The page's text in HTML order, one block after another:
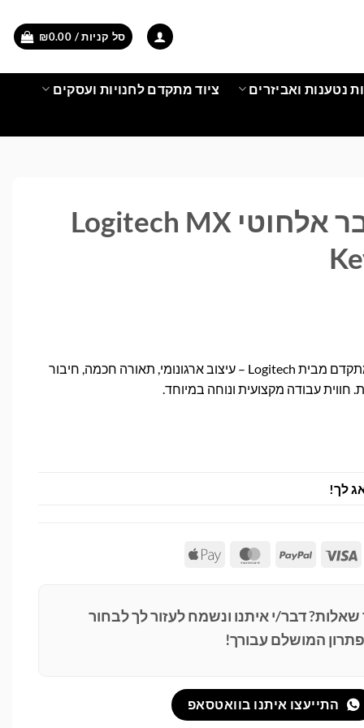
סל קניות / ₪0.00
נטענות ואביזרים ציוד מתקדם לחנויות ועסקים
מקלדת ועכבר אלחוטי Logitech MX
סט מקלדת ועכבר אלחוטי מתקדם מבית Logitech – עיצוב ארגונומי, תאורה חכמה, חיבור
חווית עבודה מקצועית ונוחה במיוחד.
לך!
Visa
PayPal
MasterCard
Apple
שאלות? דבר/י איתנו ונשמח לעזור לך לבחור
המושלם עבורך!
התייעצו איתנו בוואטסאפ